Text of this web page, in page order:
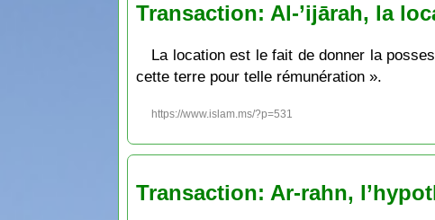
Transaction: Al-’ijārah, la
La location est le fait de donner la
cette terre pour telle rémunération ».
https://www.islam.ms/?p=531
Transaction: Ar-rahn,